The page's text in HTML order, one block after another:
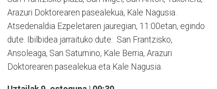
Arazuri Doktorearen pasealekua, Kale Nagusia.
Atsedenaldia Ezpeletaren jauregian, 11:00etan, egindo
dute. Ibilbidea jarraituko dute: San Frantzisko,
Ansoleaga, San Saturnino, Kale Berria, Arazuri
Doktorearen pasealekua eta Kale Nagusia.